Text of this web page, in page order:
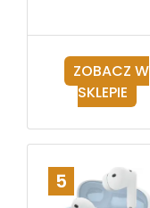
ZOBACZ W
SKLEPIE
5